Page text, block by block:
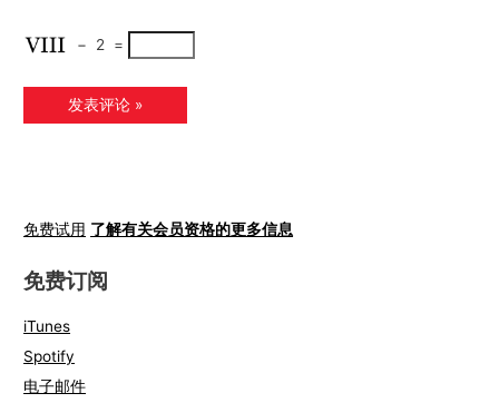
− 2 =
免费试用 了解有关会员资格的更多信息
免费订阅
iTunes
Spotify
电子邮件